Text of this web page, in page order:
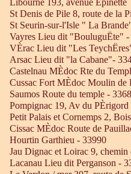
Libourne 193, avenue Epinette
St Denis de Pile 8, route de la
St Seurin-sur-l'Isle " La
Vayres Lieu dit "BouluguËte" -
VÈrac Lieu dit "Les
Arsac Lieu dit "la Cabane"-
Castelnau MÈdoc Rte du
Cussac Fort MÈdoc Moulin de
Saumos Route du temple -
Pompignac 19, Av du PÈrigord
Petit Palais et Cornemps 2,
Cissac MÈdoc Route de
Hourtin Garthieu - 33990
Jau Dignac et Loirac 9, chemin
Lacanau Lieu dit Perganson -